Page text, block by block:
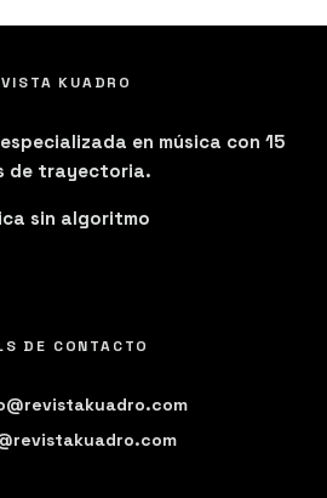
KUADRO
en música con 15
de trayectoria.
sin algoritmo
DE CONTACTO